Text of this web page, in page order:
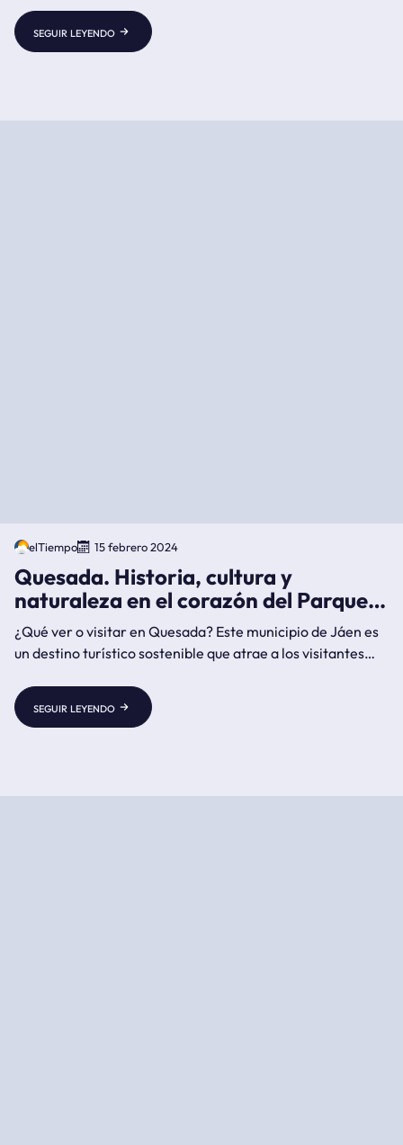
seguir leyendo
elTiempo 15 febrero 2024
Quesada. Historia, cultura y
naturaleza en el corazón del Parque
Natural de Cazorla
¿Qué ver o visitar en Quesada? Este municipio de Jáen es
un destino turístico sostenible que atrae a los visitantes
natural
seguir leyendo